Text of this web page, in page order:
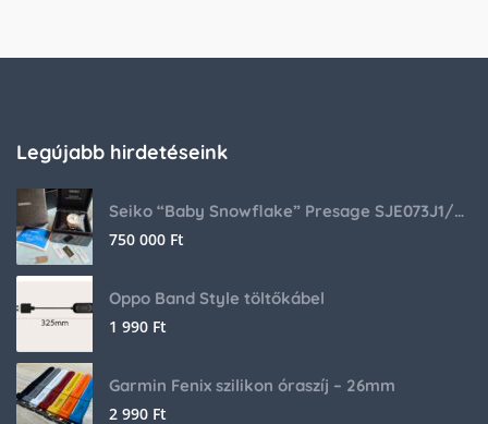
Legújabb hirdetéseink
Seiko “Baby Snowflake” Presage SJE073J1/SARA015 Limited Edition
750 000 Ft
Oppo Band Style töltőkábel
1 990 Ft
Garmin Fenix szilikon óraszíj – 26mm
2 990 Ft